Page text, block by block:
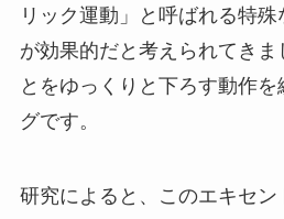
リック運動」と呼ばれる特
が効果的だと考えられてき
とをゆっくりと下ろす動作
グです。
研究によると、このエキセン